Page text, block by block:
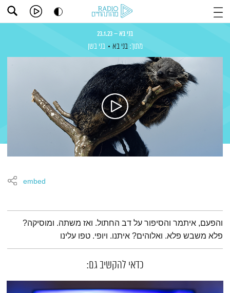
בני בא – 23.1.23
מתוך: בני בא בני בשן
embed
תמצית הפודקאסט
והפעם, איתמר והסיפור על דב החתול. ואז משתה. ומוסיקה?
פלא משבש פלא. ואלוהים? איתנו. ויופי. טפו עלינו
כדאי להקשיב גם: